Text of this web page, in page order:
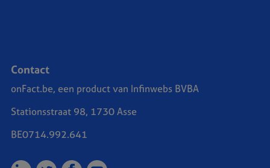
Contact
onFact.be, een product van Infinwebs BVBA
Stationsstraat 98, 1730 Asse
BE0714.992.641